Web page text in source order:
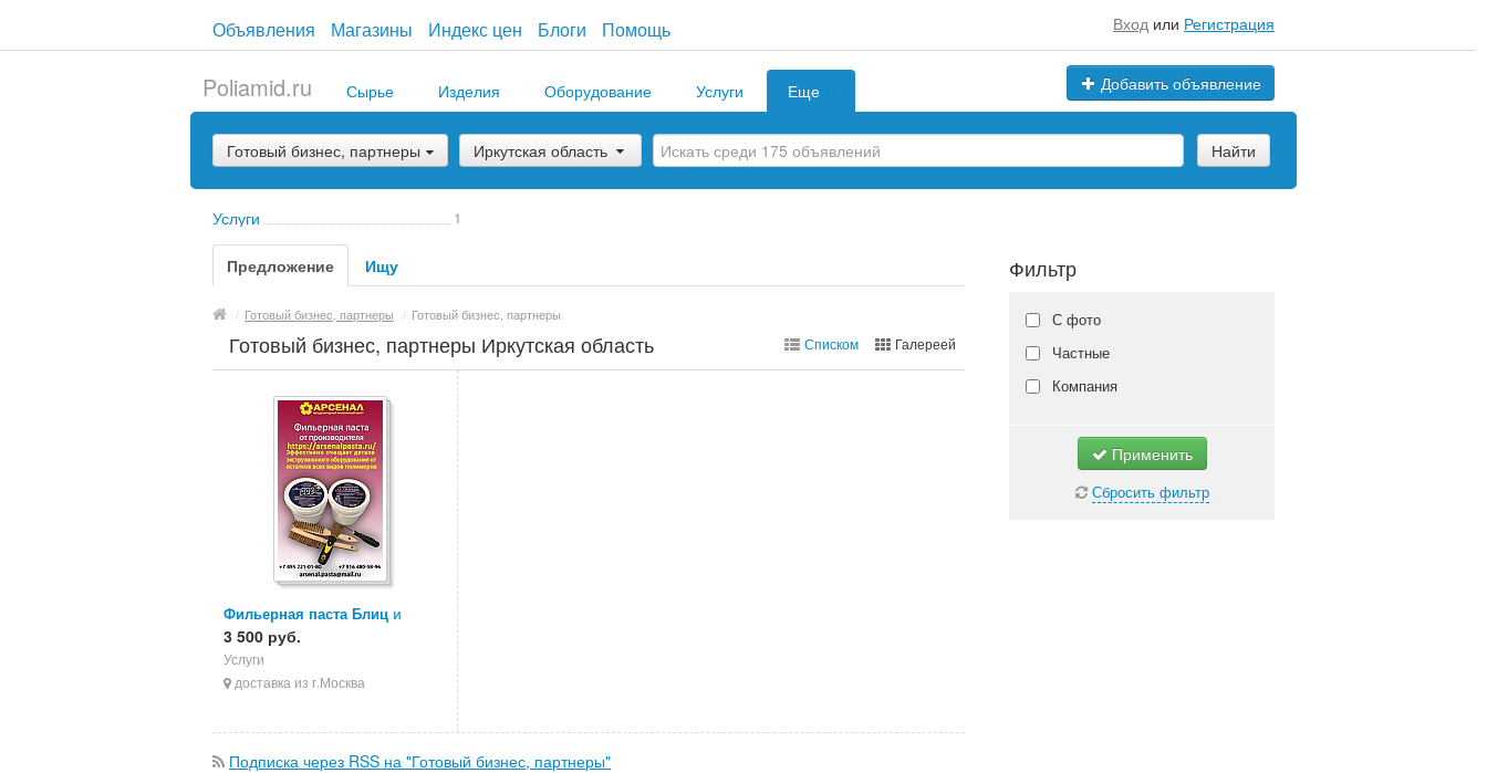
Объявления Магазины Индекс цен Блоги Помощь Вход или Регистрация
Добавить объявление
Poliamid.ru Сырье Изделия Оборудование Услуги Еще
Готовый бизнес, партнеры Иркутская область Найти
Услуги 1
Предложение Ищу
/ Готовый бизнес, партнеры / Готовый бизнес, партнеры
Готовый бизнес, партнеры Иркутская область Списком Галереей
Фильерная паста Блиц и
Ультразол
3 500 руб.
Услуги
доставка из г.Москва
Подписка через RSS на "Готовый бизнес, партнеры"
Фильтр
С фото
Частные
Компания
Применить
Сбросить фильтр